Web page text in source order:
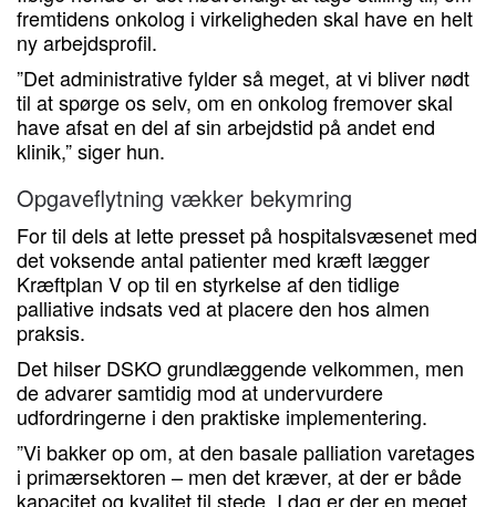
fremtidens onkolog i virkeligheden skal have en helt
ny arbejdsprofil.
”Det administrative fylder så meget, at vi bliver nødt
til at spørge os selv, om en onkolog fremover skal
have afsat en del af sin arbejdstid på andet end
klinik,” siger hun.
Opgaveflytning vækker bekymring
For til dels at lette presset på hospitalsvæsenet med
det voksende antal patienter med kræft lægger
Kræftplan V op til en styrkelse af den tidlige
palliative indsats ved at placere den hos almen
praksis.
Det hilser DSKO grundlæggende velkommen, men
de advarer samtidig mod at undervurdere
udfordringerne i den praktiske implementering.
”Vi bakker op om, at den basale palliation varetages
i primærsektoren – men det kræver, at der er både
kapacitet og kvalitet til stede. I dag er der en meget